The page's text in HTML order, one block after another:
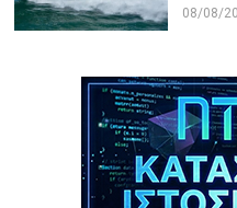
08/08/